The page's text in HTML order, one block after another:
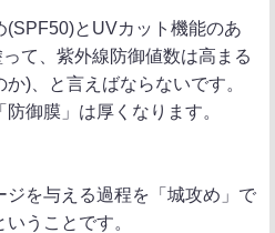
(SPF50)とUVカット機能のあ
て、紫外線防御値数は高まる
)、と言えばならないです。
御膜」は厚くなります。
を与える過程を「城攻め」で
うことです。